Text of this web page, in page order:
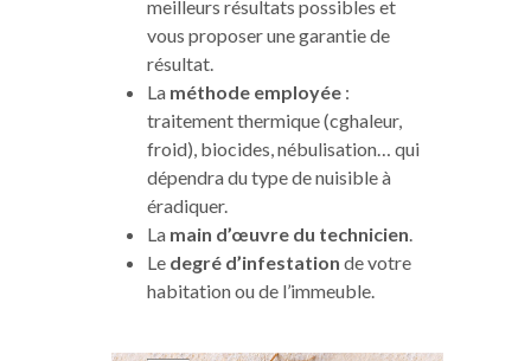
meilleurs résultats possibles et
vous proposer une garantie de
résultat.
La méthode employée :
traitement thermique (cghaleur,
froid), biocides, nébulisation… qui
dépendra du type de nuisible à
éradiquer.
La main d’œuvre du technicien.
Le degré d’infestation de votre
habitation ou de l’immeuble.